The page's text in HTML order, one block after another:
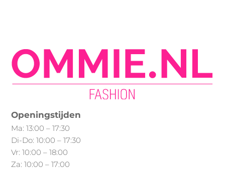
Openingstijden
Ma: 13:00 – 17:30
Di-Do: 10:00 – 17:30
Vr: 10:00 – 18:00
Za: 10:00 – 17:00